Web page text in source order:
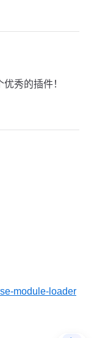
秀的插件！
module-loader